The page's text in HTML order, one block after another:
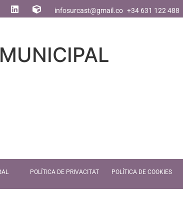
infosurcast@gmail.com+34 631 122 488
POLÍTICA DE PRIVACITAT POLÍTICA DE COOKIES